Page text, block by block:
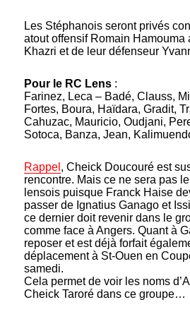
Les Stéphanois seront privés
atout offensif Romain Hamouma
Khazri et de leur défenseur
Pour le RC Lens :
Farinez, Leca – Badé, Clauss,
Fortes, Boura, Haïdara, Gradit,
Cahuzac, Mauricio, Oudjani,
Sotoca, Banza, Jean,
Rappel , Cheick Doucouré est
rencontre. Mais ce ne sera pas
lensois puisque Franck Haise
passer de Ignatius Ganago et
ce dernier doit revenir dans le
comme face à Angers. Quant à
reposer et est déjà forfait
déplacement à St-Ouen en
samedi.
Cela permet de voir les noms
Cheick Taroré dans ce groupe…